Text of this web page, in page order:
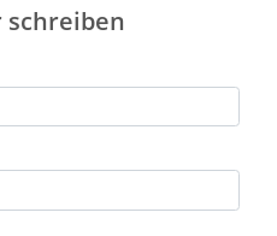
schreiben